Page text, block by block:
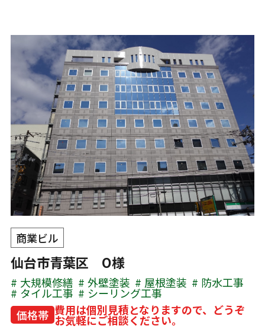
商業ビル
仙台市青葉区 O様
大規模修繕 外壁塗装 屋根塗装 防水工事
タイル工事
シーリング工事
価格帯 費用は個別見積となりますので、どうぞ
お気軽にご相談ください。